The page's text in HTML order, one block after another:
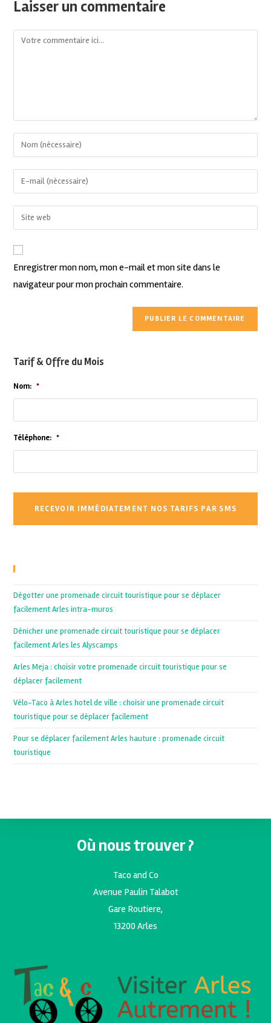
Laisser un commentaire
Enregistrer mon nom, mon e-mail et mon site dans le
navigateur pour mon prochain commentaire.
Tarif & Offre du Mois
Nom: *
Téléphone: *
Dégotter une promenade circuit touristique pour se déplacer
facilement Arles intra-muros
Dénicher une promenade circuit touristique pour se déplacer
facilement Arles les Alyscamps
Arles Meja : choisir votre promenade circuit touristique pour se
déplacer facilement
Vélo-Taco à Arles hotel de ville : choisir une promenade circuit
touristique pour se déplacer facilement
Pour se déplacer facilement Arles hauture : promenade circuit
touristique
Où nous trouver ?
Taco and Co
Avenue Paulin Talabot
Gare Routiere,
13200 Arles